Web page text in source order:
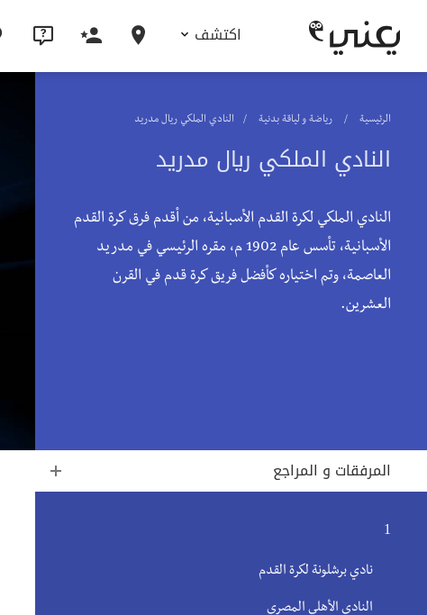
اكتشف
الرئيسية رياضة و لياقة بدنية النادي الملكي ريال مدريد
النادي الملكي ريال مدريد
النادي الملكي لكرة القدم الأسبانية، من أقدم فرق كرة القدم
الأسبانية، تأسس عام 1902 م، مقره الرئيسي في مدريد
العاصمة، وتم اختياره كأفضل فريق كرة قدم في القرن
العشرين.
المرفقات و المراجع
1
نادي برشلونة لكرة القدم
النادى الأهلى المصري